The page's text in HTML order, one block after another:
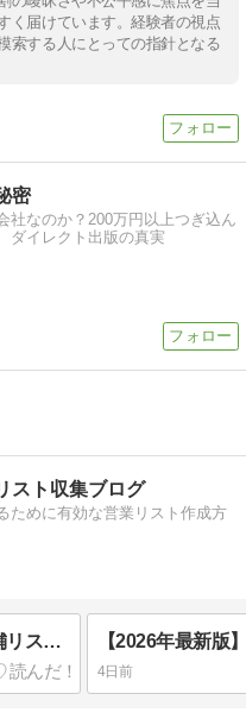
く届けています。経験者の視点
索する人にとっての指針となる
密
社なのか？200万円以上つぎ込ん
ダイレクト出版の真実
スト収集ブログ
ために有効な営業リスト作成方
Yahooや楽天に出店している店舗リストを作成する方法
4日前